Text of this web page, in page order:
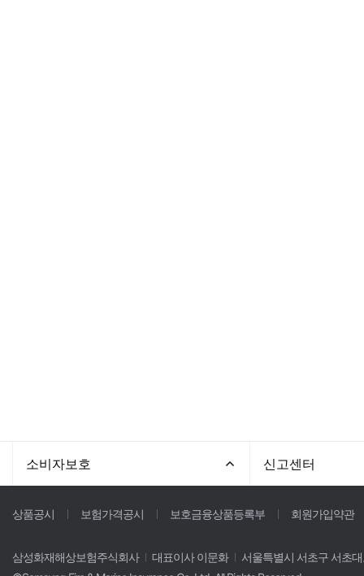
소비자보호 신고센터
상품공시 보험가격공시 보호금융상품등록부 회원가입약관
삼성화재해상보험주식회사 대표이사 이문화
서울특별시 서초구 서초